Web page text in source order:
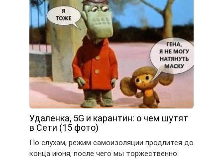
Удаленка, 5G и карантин: о чем шутят
в Сети (15 фото)
По слухам, режим самоизоляции продлится до
конца июня, после чего мы торжественно